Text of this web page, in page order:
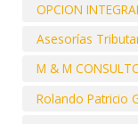
OPCION
Asesorías
M & M
Rolando Patricio